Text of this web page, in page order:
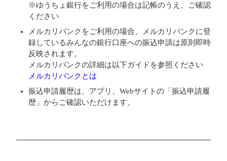
※ゆうちょ銀行をご利用の場合は記帳のうえ、ご確認
ください
メルカリバンクをご利用の場合、メルカリバンクに登
録しているみんなの銀行口座への振込申請は原則即時
反映されます。
メルカリバンクの詳細は以下ガイドを参照ください
メルカリバンクとは
振込申請履歴は、アプリ、Webサイトの「振込申請履
歴」からご確認いただけます。